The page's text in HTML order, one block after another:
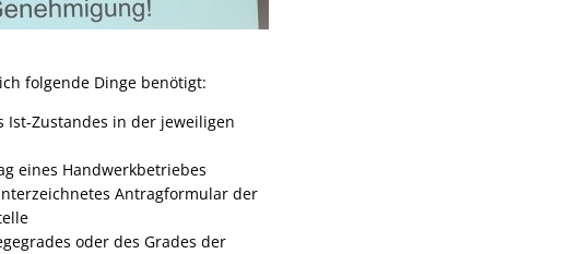
folgende Dinge benötigt:
Ist-Zustandes in der jeweiligen
eines Handwerkbetriebes
Antragformular der
oder des Grades der